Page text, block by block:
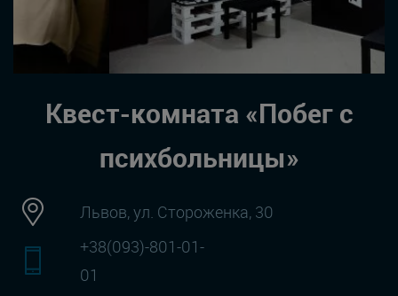
Квест-комната «Побег с
психбольницы»
Львов, ул. Стороженка, 30
+38(093)-801-01-
01